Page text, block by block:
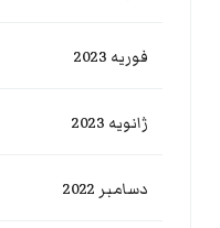
فوریه 2023
ژانویه 2023
دسامبر 2022